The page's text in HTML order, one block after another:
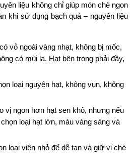
liệu không chỉ giúp món chè ngon
khi sử dụng bạch quả – nguyên liệu
vỏ ngoài vàng nhạt, không bị mốc,
có mùi lạ. Hạt bên trong phải đầy,
loại nguyên hạt, không vụn, không
vị ngon hơn hạt sen khô, nhưng nếu
loại hạt lớn, màu vàng sáng và
loại viên nhỏ để dễ tan và giữ vị chè